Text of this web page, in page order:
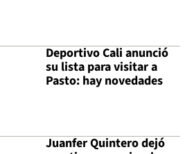
Deportivo Cali anunció
su lista para visitar a
Pasto: hay novedades
Juanfer Quintero dejó